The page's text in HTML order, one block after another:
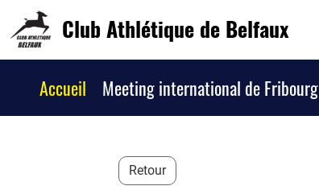
Club Athlétique de Belfaux
Accueil Meeting international de Fribourg
Retour